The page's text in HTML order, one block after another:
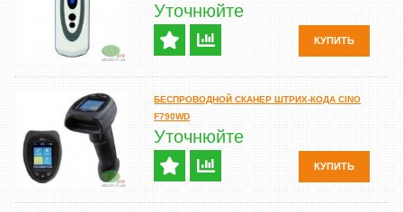
Уточнюйте
КУПИТЬ
БЕСПРОВОДНОЙ СКАНЕР ШТРИХ-КОДА CINO
F790WD
Уточнюйте
КУПИТЬ